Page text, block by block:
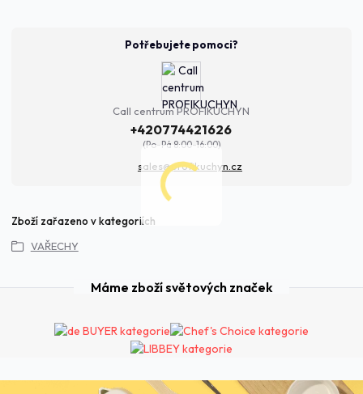
Potřebujete pomoci?
Call centrum PROFIKUCHYN
+420774421626
(Po-Pá 8:00-16:00)
sales@profikuchyn.cz
Zboží zařazeno v kategoriích
VAŘECHY
Máme zboží světových značek